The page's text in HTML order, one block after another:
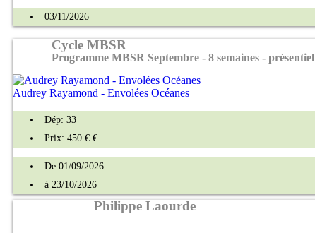
03/11/2026
Cycle MBSR
Programme MBSR Septembre - 8 semaines - présentiel
Audrey Rayamond - Envolées Océanes
Dép: 33
Prix: 450 € €
De 01/09/2026
à 23/10/2026
Philippe Laourde